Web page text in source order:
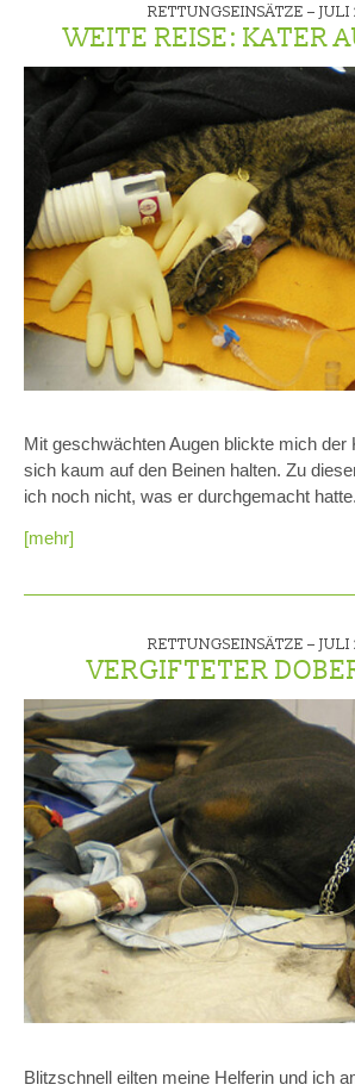
RETTUNGSEINSÄTZE – JULI
WEITE REISE: KATER
Mit geschwächten Augen blickte mich der
sich kaum auf den Beinen halten. Zu
ich noch nicht, was er durchgemacht hatte.
[mehr]
RETTUNGSEINSÄTZE – JULI
VERGIFTETER
Blitzschnell eilten meine Helferin und ich